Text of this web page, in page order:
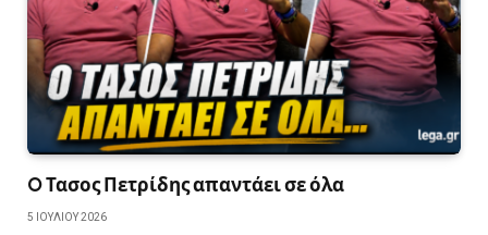
O Τασος Πετρίδης απαντάει σε όλα
5 ΙΟΥΛΊΟΥ 2026